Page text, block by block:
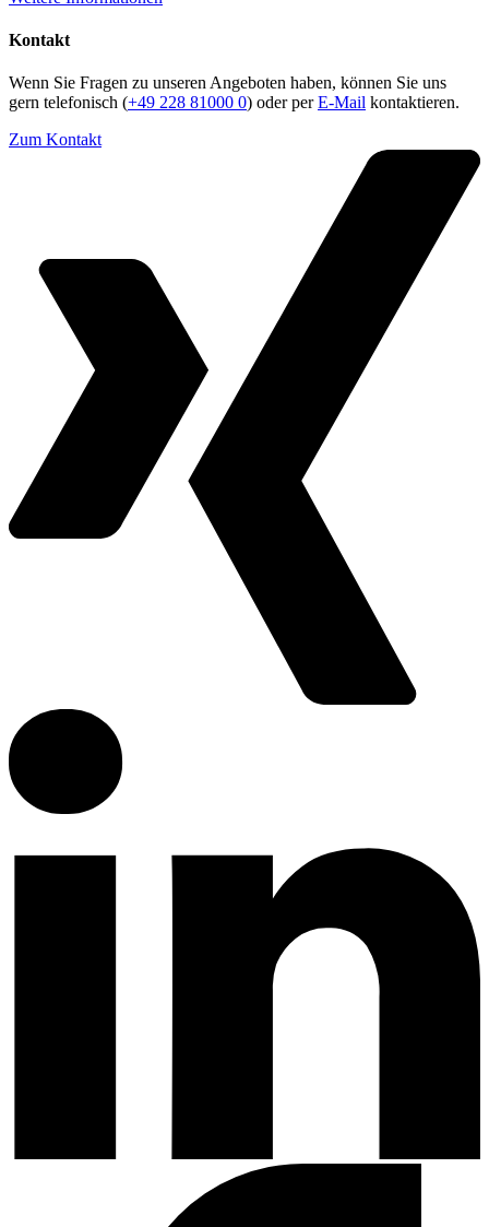
Kontakt
Wenn Sie Fragen zu unseren Angeboten haben, können Sie uns
gern telefonisch (+49 228 81000 0) oder perE-Mail kontaktieren.
Zum Kontakt